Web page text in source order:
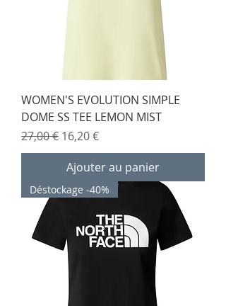
WOMEN'S EVOLUTION SIMPLE
DOME SS TEE LEMON MIST
Prix original
27,00 € Prix promotionnel
16,20 €
Ajouter au panier
Déstockage -40%